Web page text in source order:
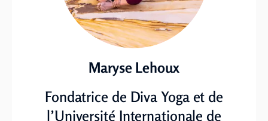
Maryse Lehoux
Fondatrice de Diva Yoga et de
l’Université Internationale de